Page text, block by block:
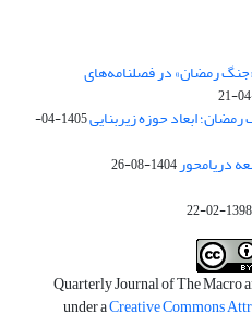
«جنگ رمضان» در فصلنامه‌های
ابعاد حوزه زیربنایی
1405-04-
دریامحور1404-08-26
1398-02-22
Quarterly Journal of The Macro
under aCreative Commons